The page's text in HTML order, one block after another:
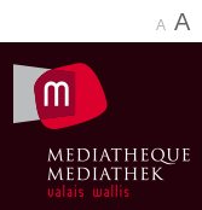
A A